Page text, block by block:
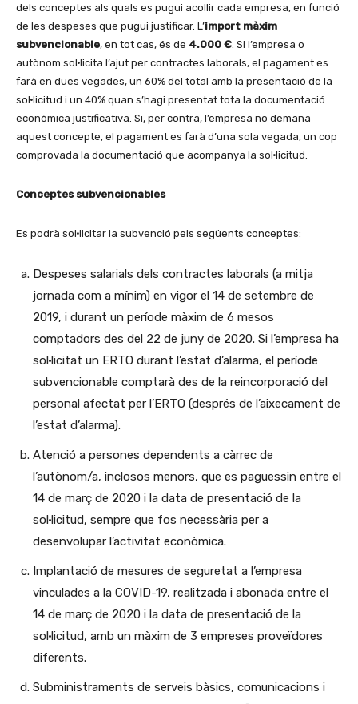
dels conceptes als quals es pugui acollir cada empresa, en funció
de les despeses que pugui justificar. L’import màxim
subvencionable, en tot cas, és de 4.000 € . Si l’empresa o
autònom sol·licita l’ajut per contractes laborals, el pagament es
farà en dues vegades, un 60% del total amb la presentació de la
sol·licitud i un 40% quan s’hagi presentat tota la documentació
econòmica justificativa. Si, per contra, l’empresa no demana
aquest concepte, el pagament es farà d’una sola vegada, un cop
comprovada la documentació que acompanya la sol·licitud.
Conceptes subvencionables
Es podrà sol·licitar la subvenció pels següents conceptes:
Despeses salarials dels contractes laborals (a mitja
jornada com a mínim) en vigor el 14 de setembre de
2019, i durant un període màxim de 6 mesos
comptadors des del 22 de juny de 2020. Si l’empresa ha
sol·licitat un ERTO durant l’estat d’alarma, el període
subvencionable comptarà des de la reincorporació del
personal afectat per l’ERTO (després de l’aixecament de
l’estat d’alarma).
Atenció a persones dependents a càrrec de
l’autònom/a, inclosos menors, que es paguessin entre el
14 de març de 2020 i la data de presentació de la
sol·licitud, sempre que fos necessària per a
desenvolupar l’activitat econòmica.
Implantació de mesures de seguretat a l’empresa
vinculades a la COVID-19, realitzada i abonada entre el
14 de març de 2020 i la data de presentació de la
sol·licitud, amb un màxim de 3 empreses proveïdores
diferents.
Subministraments de serveis bàsics, comunicacions i